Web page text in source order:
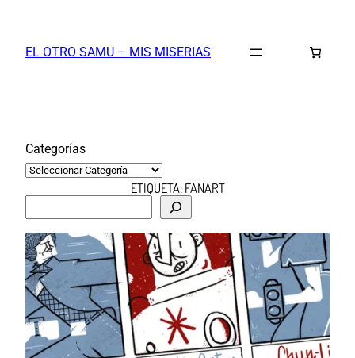
contenido
EL OTRO SAMU – MIS MISERIAS
Categorías
ETIQUETA:FANART
s
c
a